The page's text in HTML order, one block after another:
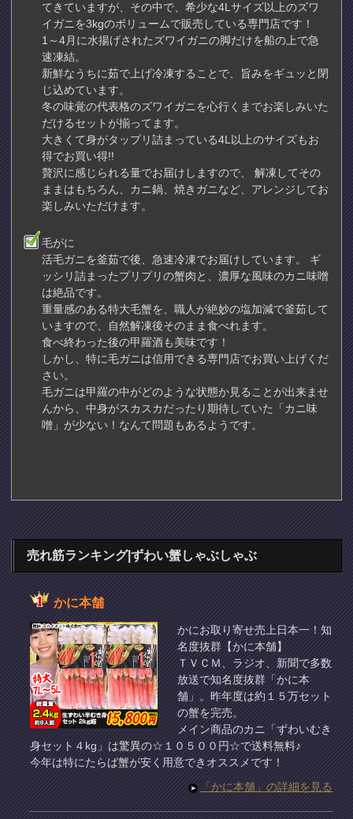
てきていますが、その中で、希少な4Lサイズ以上のズワ
イガニを3kgのボリュームで販売している専門店です！
1～4月に水揚げされたズワイガニの脚だけを船の上で急
速凍結。
新鮮なうちに茹で上げ冷凍することで、旨みをギュッと閉
じ込めています。
冬の味覚の代表格のズワイガニを心行くまでお楽しみいた
だけるセットが揃ってます。
大きくて身がタップリ詰まっている4L以上のサイズもお
得でお買い得!!
贅沢に感じられる量でお届けしますので、 解凍してその
ままはもちろん、カニ鍋、焼きガニなど、アレンジしてお
楽しみいただけます。
毛がに
活毛ガニを釜茹で後、急速冷凍でお届けしています。 ギ
ッシリ詰まったプリプリの蟹肉と、濃厚な風味のカニ味噌
は絶品です。
重量感のある特大毛蟹を、職人が絶妙の塩加減で釜茹して
いますので、自然解凍後そのまま食べれます。
食べ終わった後の甲羅酒も美味です！
しかし、特に毛ガニは信用できる専門店でお買い上げくだ
さい。
毛ガニは甲羅の中がどのような状態か見ることが出来ませ
んから、中身がスカスカだったり期待していた「カニ味
噌」が少ない！なんて問題もあるようです。
売れ筋ランキング|ずわい蟹しゃぶしゃぶ
かに本舗
かにお取り寄せ売上日本一！知
名度抜群【かに本舗】
ＴＶＣＭ、ラジオ、新聞で多数
放送で知名度抜群「かに本
舗」。昨年度は約１５万セット
の蟹を完売。
メイン商品のカニ「ずわいむき
身セット４kg」は驚異の☆１０５００円☆で送料無料♪
今年は特にたらば蟹が安く用意できオススメです！
「かに本舗」の詳細を見る